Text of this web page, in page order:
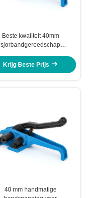
Beste kwaliteit 40mm
sjorbandgereedschap
Krijg Beste Prijs
40 mm handmatige